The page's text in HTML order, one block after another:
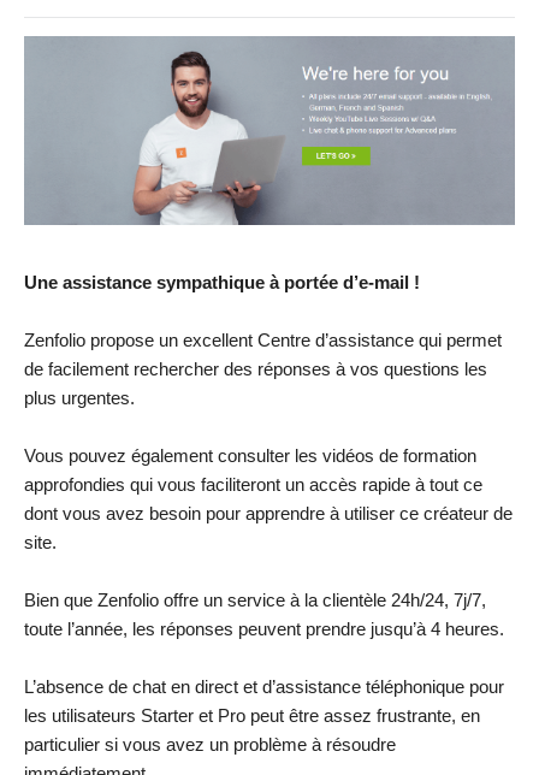
Une assistance sympathique à portée d’e-mail !
Zenfolio propose un excellent Centre d’assistance qui permet
de facilement rechercher des réponses à vos questions les
plus urgentes.
Vous pouvez également consulter les vidéos de formation
approfondies qui vous faciliteront un accès rapide à tout ce
dont vous avez besoin pour apprendre à utiliser ce créateur de
site.
Bien que Zenfolio offre un service à la clientèle 24h/24, 7j/7,
toute l’année, les réponses peuvent prendre jusqu’à 4 heures.
L’absence de chat en direct et d’assistance téléphonique pour
les utilisateurs Starter et Pro peut être assez frustrante, en
particulier si vous avez un problème à résoudre